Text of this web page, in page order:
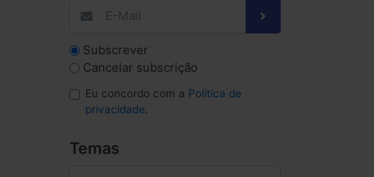
Subscrever
Cancelar subscrição
Eu concordo com a Política de
privacidade
Temas